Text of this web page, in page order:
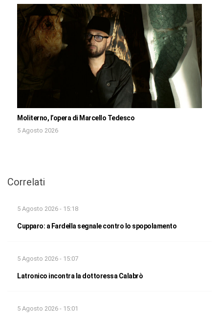
Moliterno, l’opera di Marcello Tedesco
5 Agosto 2026
Correlati
5 Agosto 2026 - 15:18
Cupparo: a Fardella segnale contro lo spopolamento
5 Agosto 2026 - 15:07
Latronico incontra la dottoressa Calabrò
5 Agosto 2026 - 15:01